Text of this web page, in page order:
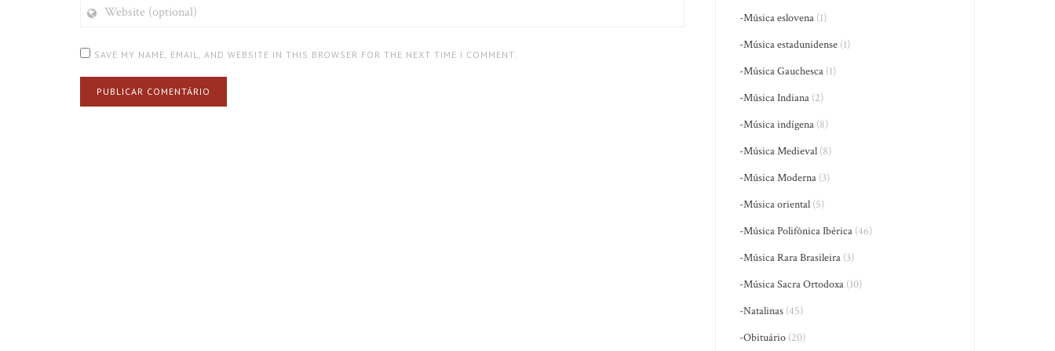
(OPTIONAL)
SAVE MY NAME, EMAIL, AND WEBSITE IN THIS BROWSER FOR THE NEXT TIME I COMMENT.
-Música eslovena (1)
-Música estadunidense (1)
-Música Gauchesca (1)
-Música Indiana (2)
-Música indígena (8)
-Música Medieval (8)
-Música Moderna (3)
-Música oriental (5)
-Música Polifônica Ibérica (46)
-Música Rara Brasileira (3)
-Música Sacra Ortodoxa (10)
-Natalinas (45)
-Obituário (20)